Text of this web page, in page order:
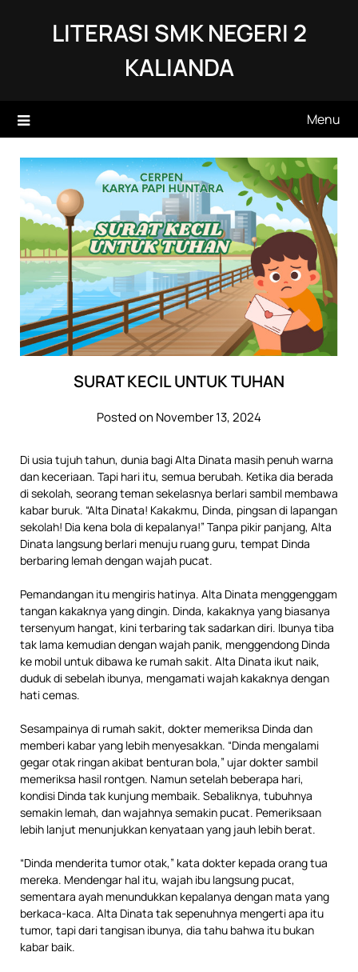
LITERASI SMK NEGERI 2
KALIANDA
Menu
SURAT KECIL UNTUK TUHAN
Posted on November 13, 2024
Di usia tujuh tahun, dunia bagi Alta Dinata masih penuh warna
dan keceriaan. Tapi hari itu, semua berubah. Ketika dia berada
di sekolah, seorang teman sekelasnya berlari sambil membawa
kabar buruk. “Alta Dinata! Kakakmu, Dinda, pingsan di lapangan
sekolah! Dia kena bola di kepalanya!” Tanpa pikir panjang, Alta
Dinata langsung berlari menuju ruang guru, tempat Dinda
berbaring lemah dengan wajah pucat.
Pemandangan itu mengiris hatinya. Alta Dinata menggenggam
tangan kakaknya yang dingin. Dinda, kakaknya yang biasanya
tersenyum hangat, kini terbaring tak sadarkan diri. Ibunya tiba
tak lama kemudian dengan wajah panik, menggendong Dinda
ke mobil untuk dibawa ke rumah sakit. Alta Dinata ikut naik,
duduk di sebelah ibunya, mengamati wajah kakaknya dengan
hati cemas.
Sesampainya di rumah sakit, dokter memeriksa Dinda dan
memberi kabar yang lebih menyesakkan. “Dinda mengalami
gegar otak ringan akibat benturan bola,” ujar dokter sambil
memeriksa hasil rontgen. Namun setelah beberapa hari,
kondisi Dinda tak kunjung membaik. Sebaliknya, tubuhnya
semakin lemah, dan wajahnya semakin pucat. Pemeriksaan
lebih lanjut menunjukkan kenyataan yang jauh lebih berat.
“Dinda menderita tumor otak,” kata dokter kepada orang tua
mereka. Mendengar hal itu, wajah ibu langsung pucat,
sementara ayah menundukkan kepalanya dengan mata yang
berkaca-kaca. Alta Dinata tak sepenuhnya mengerti apa itu
tumor, tapi dari tangisan ibunya, dia tahu bahwa itu bukan
kabar baik.